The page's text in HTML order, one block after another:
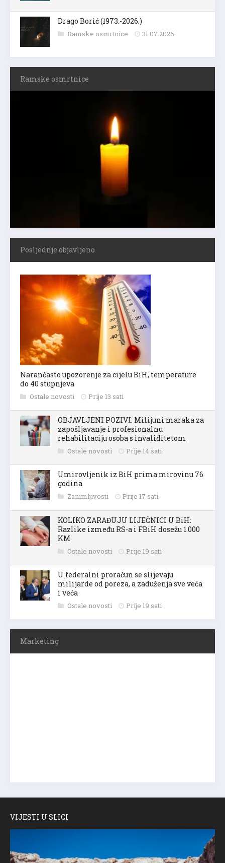
Drago Borić (1973.-2026.)
Ramske osmrtnice 31.07.2026.
Ramske osmrtnice
Posljednje objavljeno
Narančasto upozorenje za cijelu BiH, temperature
do 40 stupnjeva
Ostale novosti Prije 13 sati
OBJAVLJENI POZIVI: Milijuni maraka za
zapošljavanje i profesionalnu
rehabilitaciju osoba s invaliditetom
Ostale novosti Prije 14 sati
Umirovljenik iz BiH prima mirovinu 76
godina
Zanimljivosti Prije 17 sati
KOLIKO ZARAĐUJU LIJEČNICI U BiH:
Razlike između RS-a i FBiH dosežu 1.000
KM
Ostale novosti Prije 19 sati
U federalni proračun se slijevaju
milijarde od poreza, a zaduženja sve veća
i veća
Ostale novosti Prije 19 sati
Marketing
VIJESTI U SLICI